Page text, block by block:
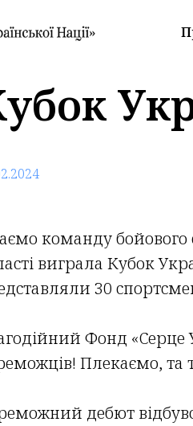
команду
виграла Кубок
30
Фонд «Серце
Плекаємо,
дебют